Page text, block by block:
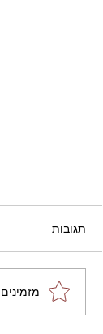
מתכון
שוקולד
תגובות